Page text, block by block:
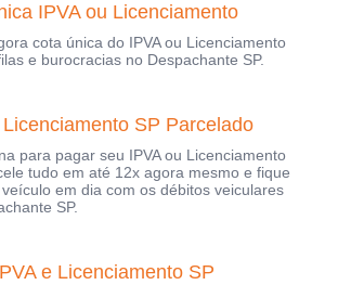
IPVA ou Licenciamento
cota única do IPVA ou Licenciamento
e burocracias no Despachante SP.
Licenciamento SP Parcelado
para pagar seu IPVA ou Licenciamento
tudo em até 12x agora mesmo e fique
em dia com os débitos veiculares
SP.
e Licenciamento SP